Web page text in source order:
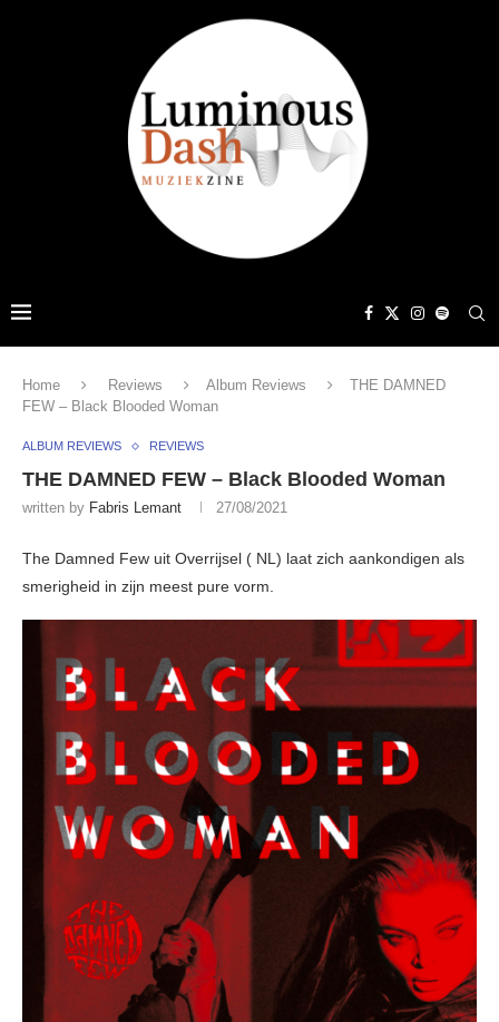
Home Reviews Album Reviews
THE DAMNED
FEW – Black Blooded Woman
ALBUM REVIEWS REVIEWS
THE DAMNED FEW – Black Blooded Woman
written by Fabris Lemant 27/08/2021
The Damned Few uit Overrijsel ( NL) laat zich aankondigen als
smerigheid in zijn meest pure vorm.